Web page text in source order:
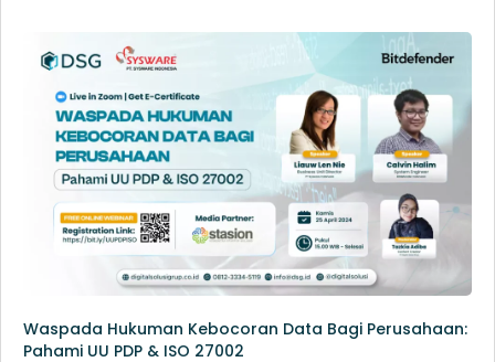
Waspada Hukuman Kebocoran Data Bagi Perusahaan:
Pahami UU PDP & ISO 27002